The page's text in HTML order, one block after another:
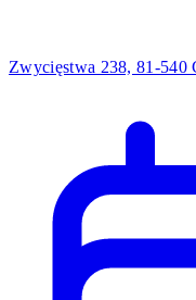
Zwycięstwa 238, 81-540